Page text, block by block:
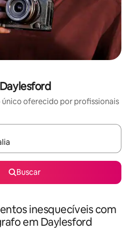
único oferecido por profissionais
estiverem disponíveis, explore-os
Buscar
inesquecíveis com
em Daylesford